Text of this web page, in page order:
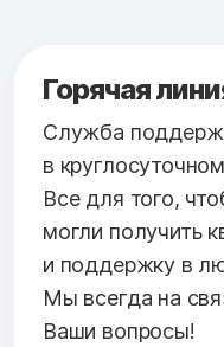
Горячая
Служба
в
Все для того,
могли получить
и поддержку в
Мы всегда на
Ваши вопросы!